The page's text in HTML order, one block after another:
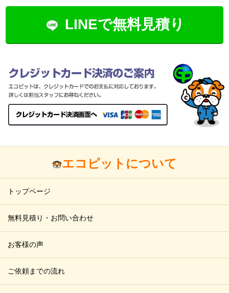
LINEで無料見積り
エコピットについて
トップページ
無料見積り・お問い合わせ
お客様の声
ご依頼までの流れ